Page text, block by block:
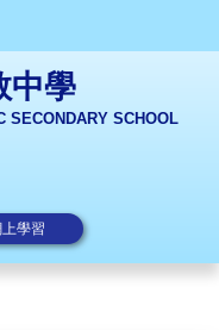
中學
SECONDARY SCHOOL
學習